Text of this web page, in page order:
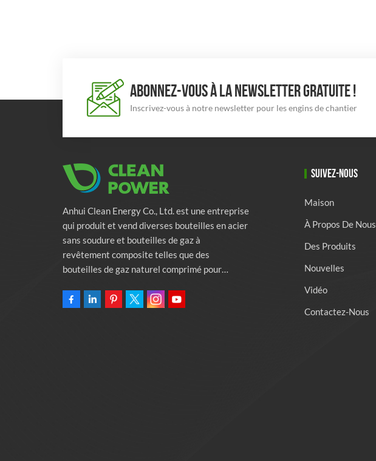
ABONNEZ-VOUS À LA NEWSLETTER GRATUITE !
Inscrivez-vous à notre newsletter pour les engins de chantier
Anhui Clean Energy Co., Ltd. est une entreprise
qui produit et vend diverses bouteilles en acier
sans soudure et bouteilles de gaz à
revêtement composite telles que des
bouteilles de gaz naturel comprimé pour
des bouteilles de lutte contre l'incendie.
SUIVEZ-NOUS
Maison
À Propos De Nous
Des Produits
Nouvelles
Vidéo
Contactez-Nous